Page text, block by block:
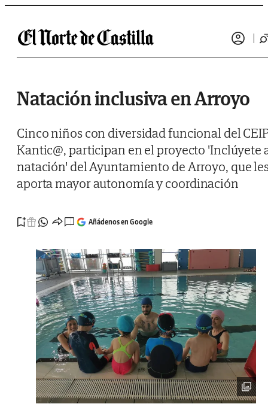
Saltar al contenido
Natación inclusiva en Arroyo
Cinco niños con diversidad funcional del
Kantic@, participan en el proyecto 'Inclúyete
natación' del Ayuntamiento de Arroyo, que
aporta mayor autonomía y coordinación
Añádenos en Google